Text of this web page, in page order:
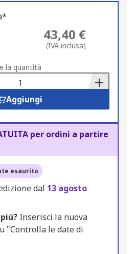
43,40 €
(IVA inclusa)
la quantità
Aggiungi
per ordini a partire
esaurito
dal 13 agosto
Inserisci la nuova
"Controlla le date di